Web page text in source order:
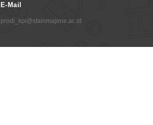
E-Mail
prodi_kpi@stainmajene.ac.id